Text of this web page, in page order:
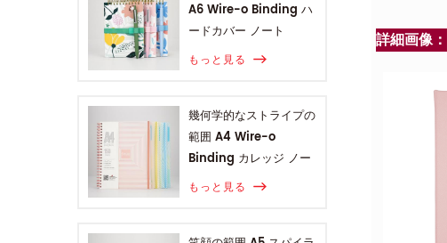
A6 Wire-o Binding ハ
ードカバー ノート
もっと見る
幾何学的なストライプの
範囲 A4 Wire-o
Binding カレッジ ノー
ト
もっと見る
詳細画像：